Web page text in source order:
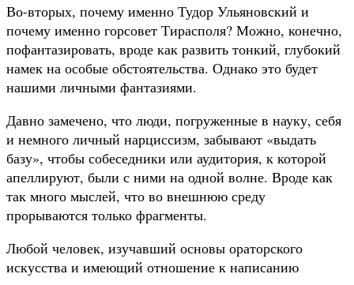
Во-вторых, почему именно Тудор Ульяновский и
почему именно горсовет Тирасполя? Можно, конечно,
пофантазировать, вроде как развить тонкий, глубокий
намек на особые обстоятельства. Однако это будет
нашими личными фантазиями.
Давно замечено, что люди, погруженные в науку, себя
и немного личный нарциссизм, забывают «выдать
базу», чтобы собеседники или аудитория, к которой
апеллируют, были с ними на одной волне. Вроде как
так много мыслей, что во внешнюю среду
прорываются только фрагменты.
Любой человек, изучавший основы ораторского
искусства и имеющий отношение к написанию